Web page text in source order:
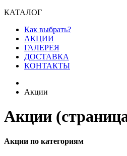
КАТАЛОГ
Как выбрать?
АКЦИИ
ГАЛЕРЕЯ
ДОСТАВКА
КОНТАКТЫ
Акции
Акции
Акции по категориям